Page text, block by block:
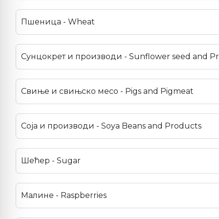
Пшеница - Wheat
Сунцокрет и производи - Sunflower seed and
Свиње и свињско месо - Pigs and Pigmeat
Соја и производи - Soya Beans and Products
Шећер - Sugar
Малине - Raspberries